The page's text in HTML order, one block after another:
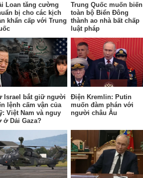
Loan tăng cường
bị cho các kịch
khẩn cấp với Trung
Trung Quốc muốn biến
toàn bộ Biển Đông
thành ao nhà bất chấp
luật pháp
Israel bắt giữ người
lệnh cấm vận của
Việt Nam và nguy
ở Dải Gaza?
Điện Kremlin: Putin
muốn đàm phán với
người châu Âu